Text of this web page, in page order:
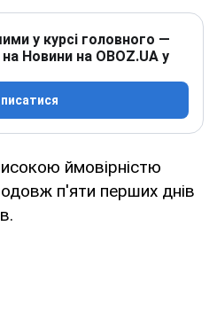
у курсі головного —
Новини на OBOZ.UA у
ймовірністю
п'яти перших днів